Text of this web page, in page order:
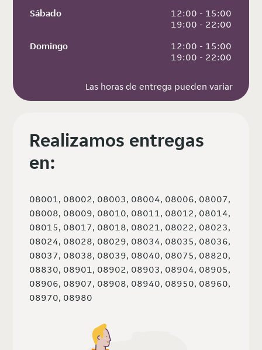
Sábado
12:00 - 15:00
19:00 - 22:00
Domingo
12:00 - 15:00
19:00 - 22:00
Las horas de entrega pueden variar
Realizamos entregas
en:
08001, 08002, 08003, 08004, 08006, 08007,
08008, 08009, 08010, 08011, 08012, 08014,
08015, 08017, 08018, 08021, 08022, 08023,
08024, 08028, 08029, 08034, 08035, 08036,
08037, 08038, 08039, 08040, 08075, 08820,
08830, 08901, 08902, 08903, 08904, 08905,
08906, 08907, 08908, 08940, 08950, 08960,
08970, 08980